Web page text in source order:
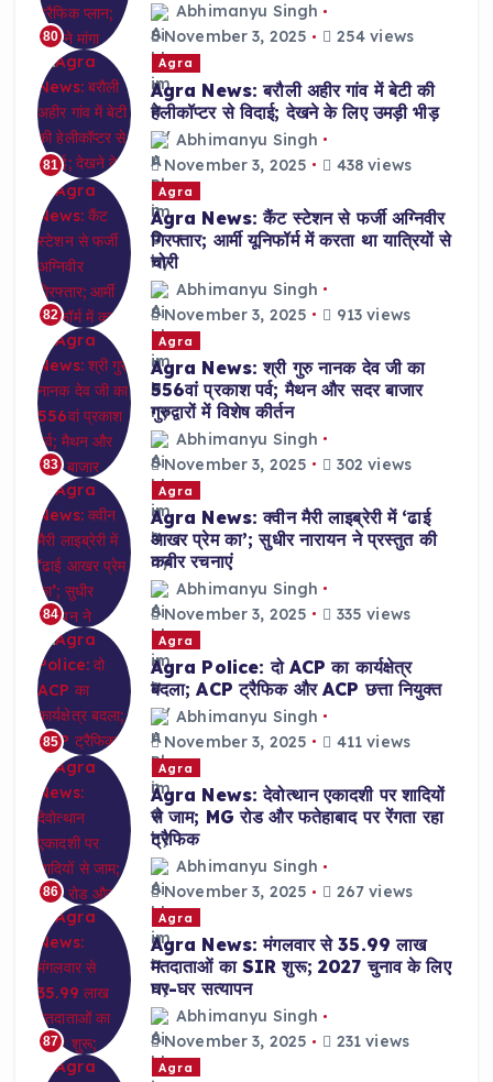
80
Abhimanyu Singh
November 3, 2025
254 views
81
Agra
Agra News: बरौली अहीर गांव में बेटी की
हेलीकॉप्टर से विदाई; देखने के लिए उमड़ी भीड़
Abhimanyu Singh
November 3, 2025
438 views
82
Agra
Agra News: कैंट स्टेशन से फर्जी अग्निवीर
गिरफ्तार; आर्मी यूनिफॉर्म में करता था यात्रियों से
चोरी
Abhimanyu Singh
November 3, 2025
913 views
83
Agra
Agra News: श्री गुरु नानक देव जी का
556वां प्रकाश पर्व; मैथन और सदर बाजार
गुरुद्वारों में विशेष कीर्तन
Abhimanyu Singh
November 3, 2025
302 views
84
Agra
Agra News: क्वीन मैरी लाइब्रेरी में ‘ढाई
आखर प्रेम का’; सुधीर नारायन ने प्रस्तुत की
कबीर रचनाएं
Abhimanyu Singh
November 3, 2025
335 views
85
Agra
Agra Police: दो ACP का कार्यक्षेत्र
बदला; ACP ट्रैफिक और ACP छत्ता नियुक्त
Abhimanyu Singh
November 3, 2025
411 views
86
Agra
Agra News: देवोत्थान एकादशी पर शादियों
से जाम; MG रोड और फतेहाबाद पर रेंगता रहा
ट्रैफिक
Abhimanyu Singh
November 3, 2025
267 views
87
Agra
Agra News: मंगलवार से 35.99 लाख
मतदाताओं का SIR शुरू; 2027 चुनाव के लिए
घर-घर सत्यापन
Abhimanyu Singh
November 3, 2025
231 views
Agra